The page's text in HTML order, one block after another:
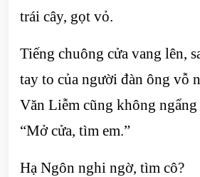
trái cây, gọt vỏ.
Tiếng chuông cửa vang lên,
tay to của người đàn ông vỗ
Văn Liễm cũng không
“Mở cửa, tìm em.”
Hạ Ngôn nghi ngờ, tìm cô?